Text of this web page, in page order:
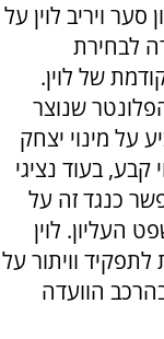
ויריב לוין על
לבחירת
של לוין.
שנוצר
על מינוי יצחק
בעוד נציגי
כנגד זה על
העליון. לוין
וויתור על
הוועדה